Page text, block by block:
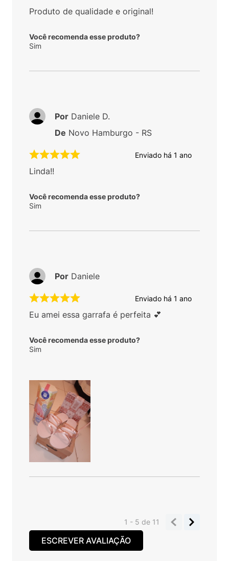
Produto de qualidade e original!
Você recomenda esse produto?
Sim
Enviado há 1 ano
Linda!!
Você recomenda esse produto?
Sim
Por Daniele D.
De Novo Hamburgo - RS
Enviado há 1 ano
Eu amei essa garrafa é perfeita 💕
Você recomenda esse produto?
Sim
Por Daniele
1 - 5de 11
ESCREVER AVALIAÇÃO